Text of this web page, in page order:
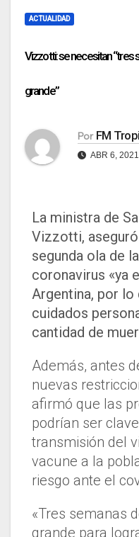
ACTUALIDAD
Vizzotti: se necesitan
grande”
Por FM
ABR 6, 2021
La ministra de
Vizzotti,
segunda ola de
coronavirus «ya
Argentina, por
cuidados
cantidad de
Además, antes
nuevas
afirmó que las
podrían ser
transmisión del
vacune a la
riesgo ante el
«Tres semanas
grande para